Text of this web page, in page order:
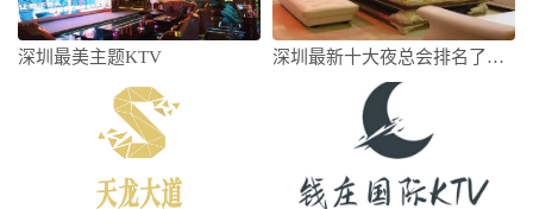
深圳最美主题KTV 深圳最新十大夜总会排名了解哪家比较好玩